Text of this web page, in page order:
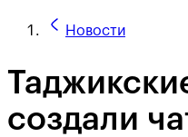
Новости
создали